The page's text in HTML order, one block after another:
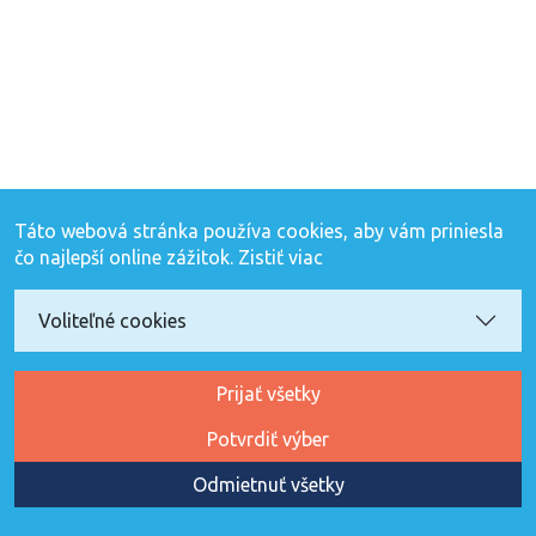
Táto webová stránka používa cookies, aby vám priniesla
čo najlepší online zážitok. Zistiť viac
Voliteľné cookies
Prijať všetky
Potvrdiť výber
Odmietnuť všetky